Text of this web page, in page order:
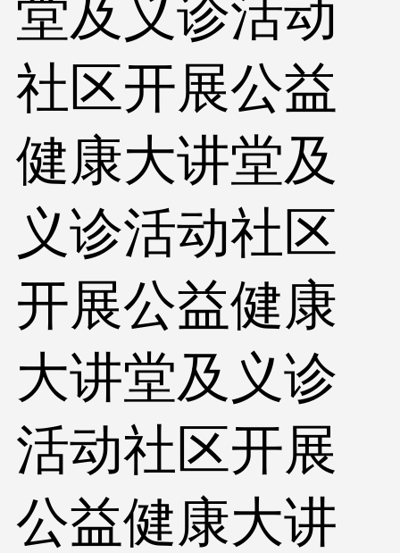
堂及义诊活动
社区开展公益
健康大讲堂及
义诊活动社区
开展公益健康
大讲堂及义诊
活动社区开展
公益健康大讲